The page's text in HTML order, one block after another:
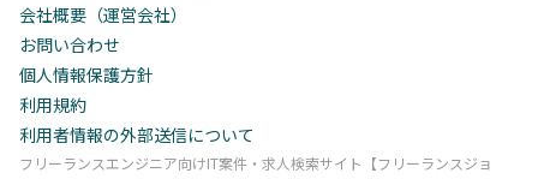
会社概要（運営会社）
お問い合わせ
個人情報保護方針
利用規約
利用者情報の外部送信について
フリーランスエンジニア向けIT案件・求人検索サイト【フリーランスジョ